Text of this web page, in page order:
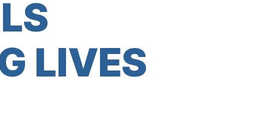
LIVES